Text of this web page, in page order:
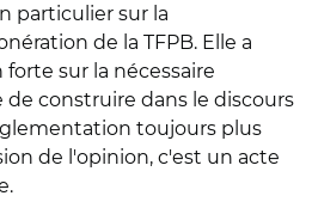
particulier sur la
de la TFPB. Elle a
sur la nécessaire
construire dans le discours
toujours plus
de l'opinion, c'est un acte